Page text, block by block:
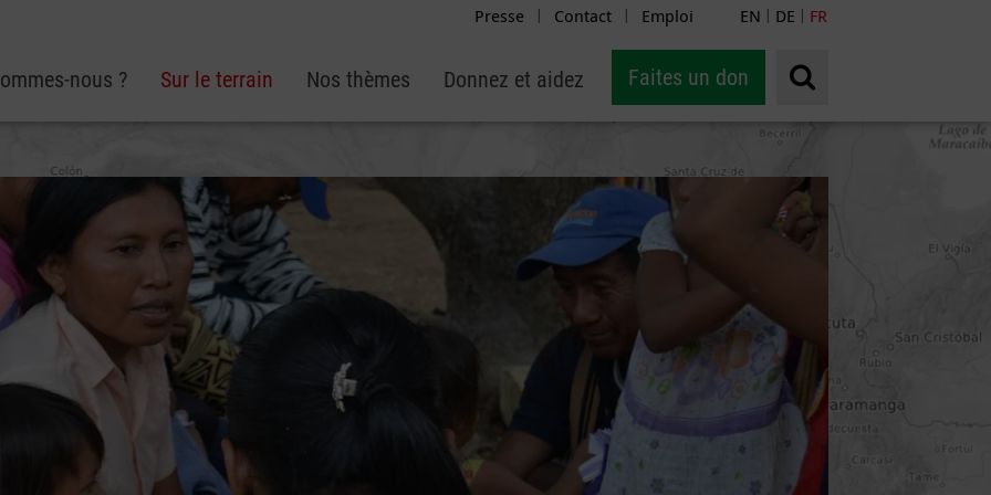
Presse | Contact | Emploi EN | DE | FR
nous ? Sur le terrain Nos thèmes Donnez et aidez Faites un don